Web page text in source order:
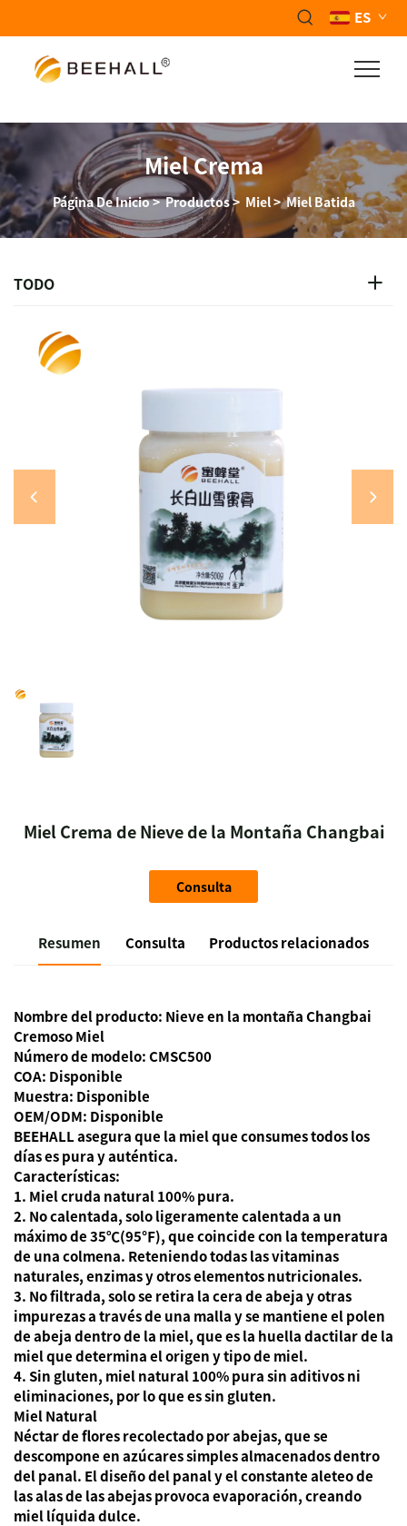
ES
Miel Crema
Página De Inicio>Productos> Miel>Miel Batida
TODO
Miel Crema de Nieve de la Montaña Changbai
Consulta
Resumen Consulta Productos relacionados
Nombre del producto: Nieve en la montaña Changbai
CremosoMiel
Número de modelo:CMSC500
COA: Disponible
Muestra: Disponible
OEM/ODM: Disponible
BEEHALL asegura que la miel que consumes todos los
días es pura y auténtica.
Características:
1. Miel cruda natural 100% pura.
2. No calentada, solo ligeramente calentada a un
máximo de 35℃(95℉), que coincide con la temperatura
de una colmena. Reteniendo todas las vitaminas
naturales, enzimas y otros elementos nutricionales.
3. No filtrada, solo se retira la cera de abeja y otras
impurezas a través de una malla y se mantiene el polen
de abeja dentro de la miel, que es la huella dactilar de la
miel que determina el origen y tipo de miel.
4. Sin gluten, miel natural 100% pura sin aditivos ni
eliminaciones, por lo que es sin gluten.
Miel Natural
Néctar de flores recolectado por abejas, que se
descompone en azúcares simples almacenados dentro
del panal. El diseño del panal y el constante aleteo de
las alas de las abejas provoca evaporación, creando
miel líquida dulce.